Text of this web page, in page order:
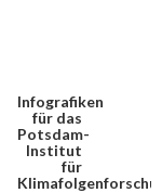
Infografiken
für das
Potsdam-
Institut
für